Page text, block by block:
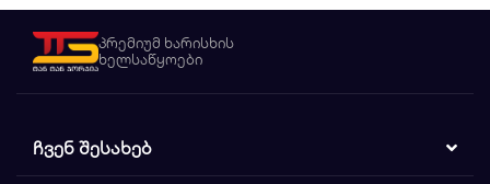
პრემიუმ ხარისხის
ხელსაწყოები
ᲩᲕᲔᲜ ᲨᲔᲡᲐᲮᲔᲑ